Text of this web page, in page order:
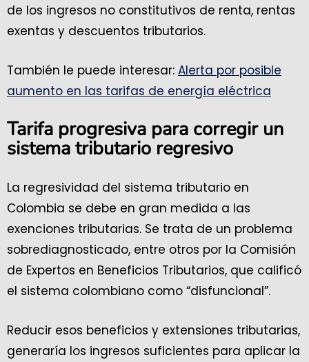
de los ingresos no constitutivos de renta, rentas
exentas y descuentos tributarios.
También le puede interesar: Alerta por posible
aumento en las tarifas de energía eléctrica
Tarifa progresiva para corregir un
sistema tributario regresivo
La regresividad del sistema tributario en
Colombia se debe en gran medida a las
exenciones tributarias. Se trata de un problema
sobrediagnosticado, entre otros por la Comisión
de Expertos en Beneficios Tributarios, que calificó
el sistema colombiano como “disfuncional”.
Reducir esos beneficios y extensiones tributarias,
generaría los ingresos suficientes para aplicar la